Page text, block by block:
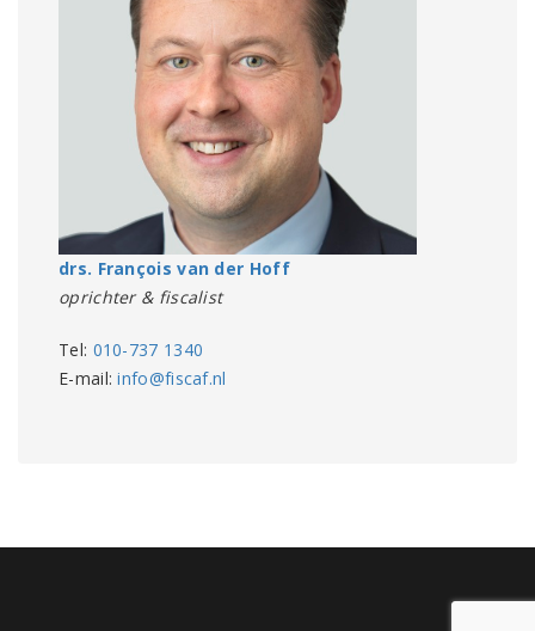
drs. François van der Hoff
oprichter & fiscalist
Tel: 010-737 1340
E-mail:info@fiscaf.nl